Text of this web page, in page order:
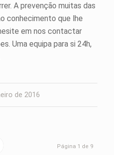
A prevenção muitas das
conhecimento que lhe
em nos contactar
Uma equipa para si 24h,
de 2016
Página 1 de 9